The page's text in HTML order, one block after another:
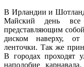
В Ирландии и
Майский день
представляющим
диском наверху, от
ленточки. Так же
В городах проходят
наподобие